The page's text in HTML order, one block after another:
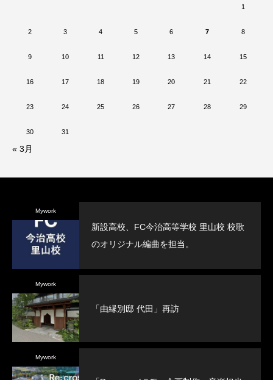
1
2 3 4 5 6 7 8
9 10 11 12 13 14 15
16 17 18 19 20 21 22
23 24 25 26 27 28 29
30 31
« 3月
Mywork
新設高校、FC今治高等学校 里山校 校歌
のオリジナル編曲を担当。
Mywork
「由縁別邸 代田」再訪
Mywork